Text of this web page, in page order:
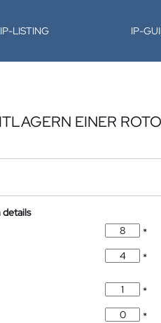
IP-LISTING IP-
EINER
details
*
*
*
*